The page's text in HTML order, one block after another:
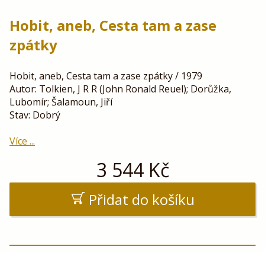
Hobit, aneb, Cesta tam a zase
zpátky
Hobit, aneb, Cesta tam a zase zpátky / 1979
Autor: Tolkien, J R R (John Ronald Reuel); Dorůžka,
Lubomír; Šalamoun, Jiří
Stav: Dobrý
Více ...
3 544Kč
Přidat do košíku